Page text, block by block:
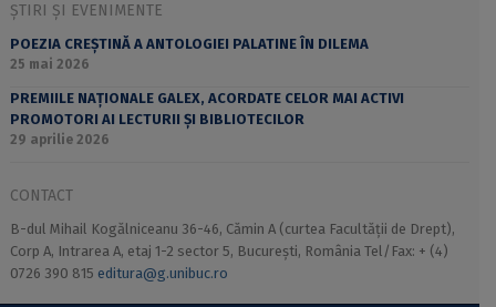
ȘTIRI ȘI EVENIMENTE
POEZIA CREȘTINĂ A ANTOLOGIEI PALATINE ÎN DILEMA
25 mai 2026
PREMIILE NAȚIONALE GALEX, ACORDATE CELOR MAI ACTIVI
PROMOTORI AI LECTURII ȘI BIBLIOTECILOR
29 aprilie 2026
CONTACT
B-dul Mihail Kogălniceanu 36-46, Cămin A (curtea Facultății de Drept),
Corp A, Intrarea A, etaj 1-2 sector 5, București, România Tel/Fax: + (4)
0726 390 815 editura@g.unibuc.ro